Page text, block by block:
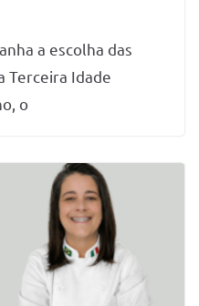
a escolha das
Terceira Idade
o